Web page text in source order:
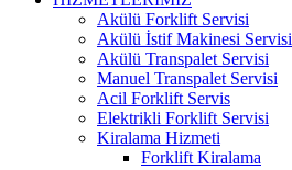
Akülü Forklift Servisi
Akülü İstif Makinesi Servisi
Akülü Transpalet Servisi
Manuel Transpalet Servisi
Acil Forklift Servis
Elektrikli Forklift Servisi
Kiralama Hizmeti
Forklift Kiralama